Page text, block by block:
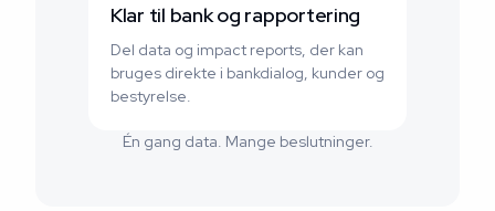
Klar til bank og rapportering
Del data og impact reports, der kan
bruges direkte i bankdialog, kunder og
bestyrelse.
Én gang data. Mange beslutninger.